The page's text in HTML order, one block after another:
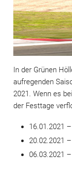
In der Grünen
aufregenden
2021. Wenn es
der Festtage
16.01.2021
20.02.2021
06.03.2021